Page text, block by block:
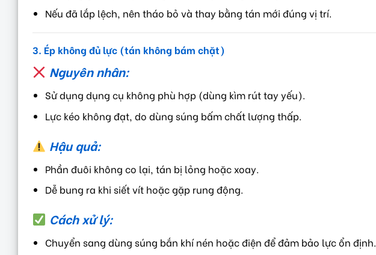
Nếu đã lắp lệch, nên tháo bỏ và thay bằng tán mới đúng vị trí.
3. Ép không đủ lực (tán không bám chặt)
Nguyên nhân:
Sử dụng dụng cụ không phù hợp (dùng kìm rút tay yếu).
Lực kéo không đạt, do dùng súng bấm chất lượng thấp.
Hậu quả:
Phần đuôi không co lại, tán bị lỏng hoặc xoay.
Dễ bung ra khi siết vít hoặc gặp rung động.
Cách xử lý:
Chuyển sang dùng súng bắn khí nén hoặc điện để đảm bảo lực ổn định.